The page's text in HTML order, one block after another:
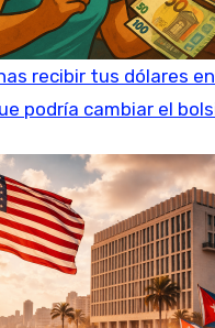
recibir tus dólares
podría cambiar el